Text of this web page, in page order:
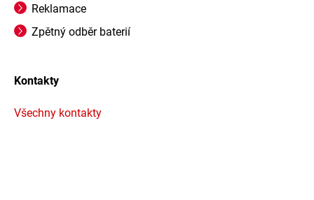
Reklamace
Zpětný odběr baterií
Kontakty
Všechny kontakty